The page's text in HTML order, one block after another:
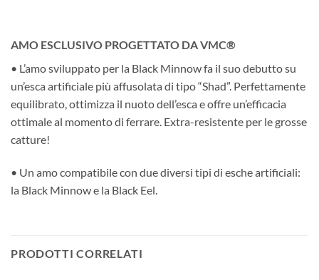
AMO ESCLUSIVO PROGETTATO DA VMC®
• L’amo sviluppato per la Black Minnow fa il suo debutto su
un’esca artificiale più affusolata di tipo “Shad”. Perfettamente
equilibrato, ottimizza il nuoto dell’esca e offre un’efficacia
ottimale al momento di ferrare. Extra-resistente per le grosse
catture!
• Un amo compatibile con due diversi tipi di esche artificiali:
la Black Minnow e la Black Eel.
PRODOTTI CORRELATI